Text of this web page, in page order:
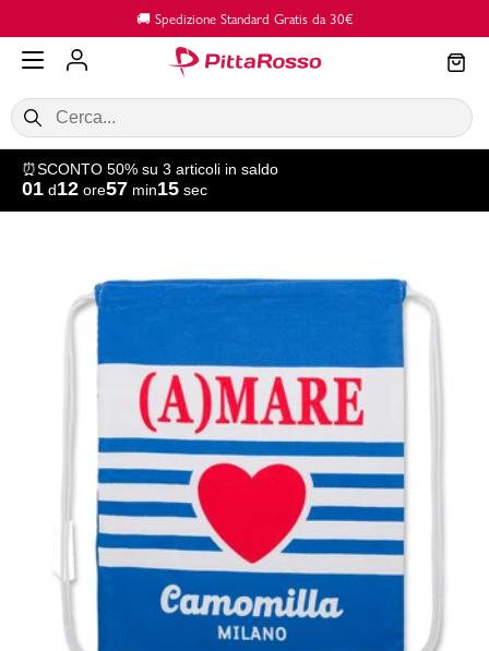
Vai al contenuto principale🚚 Spedizione Standard Gratis da 30€
Bambino
⏰SCONTO 50% su 3 articoli in saldo
01 d12 ore57 min15 sec